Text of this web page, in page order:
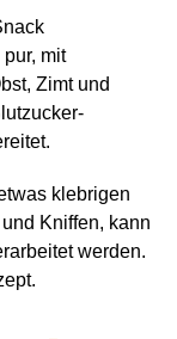
mit
Zimt und
klebrigen
Kniffen, kann
werden.